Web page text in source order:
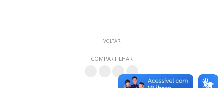
VOLTAR
COMPARTILHAR